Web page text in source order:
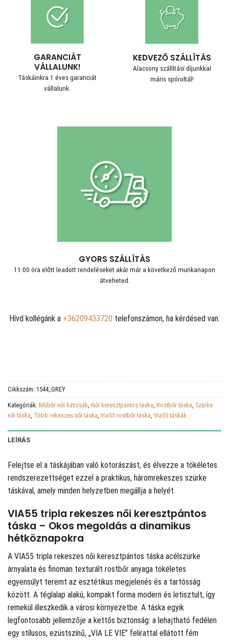
GARANCIÁT
VÁLLALUNK!
Táskáinkra 1 éves garanciát
vállalunk.
KEDVEZŐ SZÁLLÍTÁS
Alacsony szállítási díjunkkal
máris spóroltál!
GYORS SZÁLLÍTÁS
11:00 óra előtt leadott rendeléseket akár már a következő munkanapon
átveheted.
Hívd kollégánk a +36209433720 telefonszámon, ha kérdésed van.
Cikkszám: 1544_GREY
Kategóriák: Műbőr női hátizsák, Női keresztpántos táska, Rostbőr táska, Szürke
női táska, Több rekeszes női táska, Via55 rostbőr táska, Via55 táskák
LEÍRÁS
Felejtse el a táskájában való kotorászást, és élvezze a tökéletes
rendszerezettséget ezzel a praktikus, háromrekeszes szürke
táskával, amely minden helyzetben megállja a helyét.
VIA55 tripla rekeszes női keresztpántos
táska – Okos megoldás a dinamikus
hétköznapokra
A VIA55 tripla rekeszes női keresztpántos táska acélszürke
árnyalata és finoman texturált rostbőr anyaga tökéletes
egyensúlyt teremt az esztétikus megjelenés és a tartósság
között. A téglalap alakú, kompakt forma modern és letisztult, így
remekül illeszkedik a városi környezetbe. A táska egyik
legfontosabb jellemzője a kettős biztonság: a lehajtható fedélen
egy stílusos, ezüstszínű, „VIA LE VIE” felirattal ellátott fém